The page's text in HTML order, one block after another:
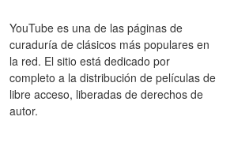
YouTube es una de las páginas de
curaduría de clásicos más populares en
la red. El sitio está dedicado por
completo a la distribución de películas de
libre acceso, liberadas de derechos de
autor.